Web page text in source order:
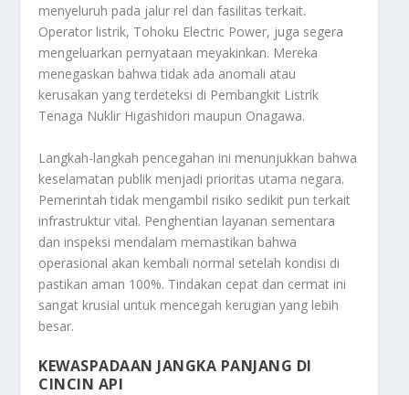
menyeluruh pada jalur rel dan fasilitas terkait.
Operator listrik, Tohoku Electric Power, juga segera
mengeluarkan pernyataan meyakinkan. Mereka
menegaskan bahwa tidak ada anomali atau
kerusakan yang terdeteksi di Pembangkit Listrik
Tenaga Nuklir Higashidori maupun Onagawa.
Langkah-langkah pencegahan ini menunjukkan bahwa
keselamatan publik menjadi prioritas utama negara.
Pemerintah tidak mengambil risiko sedikit pun terkait
infrastruktur vital. Penghentian layanan sementara
dan inspeksi mendalam memastikan bahwa
operasional akan kembali normal setelah kondisi di
pastikan aman 100%. Tindakan cepat dan cermat ini
sangat krusial untuk mencegah kerugian yang lebih
besar.
KEWASPADAAN JANGKA PANJANG DI
CINCIN API